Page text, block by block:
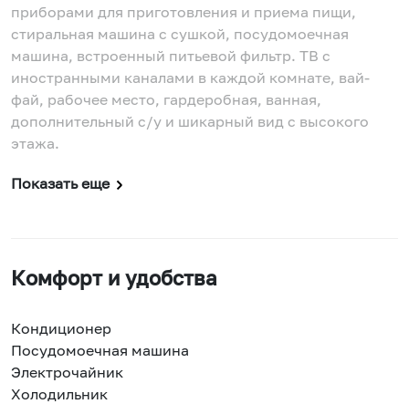
приборами для приготовления и приема пищи,
стиральная машина с сушкой, посудомоечная
машина, встроенный питьевой фильтр. ТВ с
иностранными каналами в каждой комнате, вай-
фай, рабочее место, гардеробная, ванная,
дополнительный с/у и шикарный вид с высокого
этажа.
Показать еще
Комфорт и удобства
Кондиционер
Посудомоечная машина
Электрочайник
Холодильник